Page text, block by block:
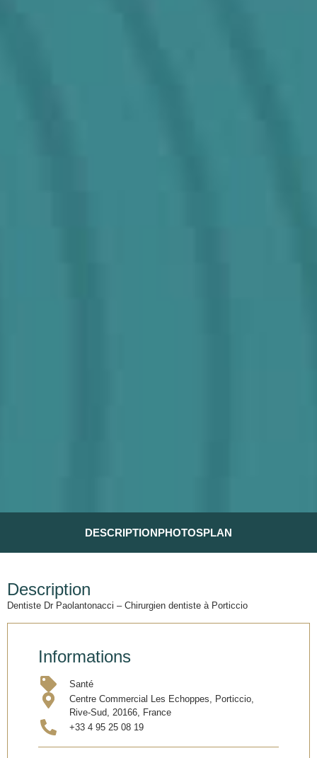
DESCRIPTIONPHOTOSPLAN
Description
Dentiste Dr Paolantonacci – Chirurgien dentiste à Porticcio
Informations
Santé
Centre Commercial Les Echoppes, Porticcio,
Rive-Sud, 20166, France
+33 4 95 25 08 19